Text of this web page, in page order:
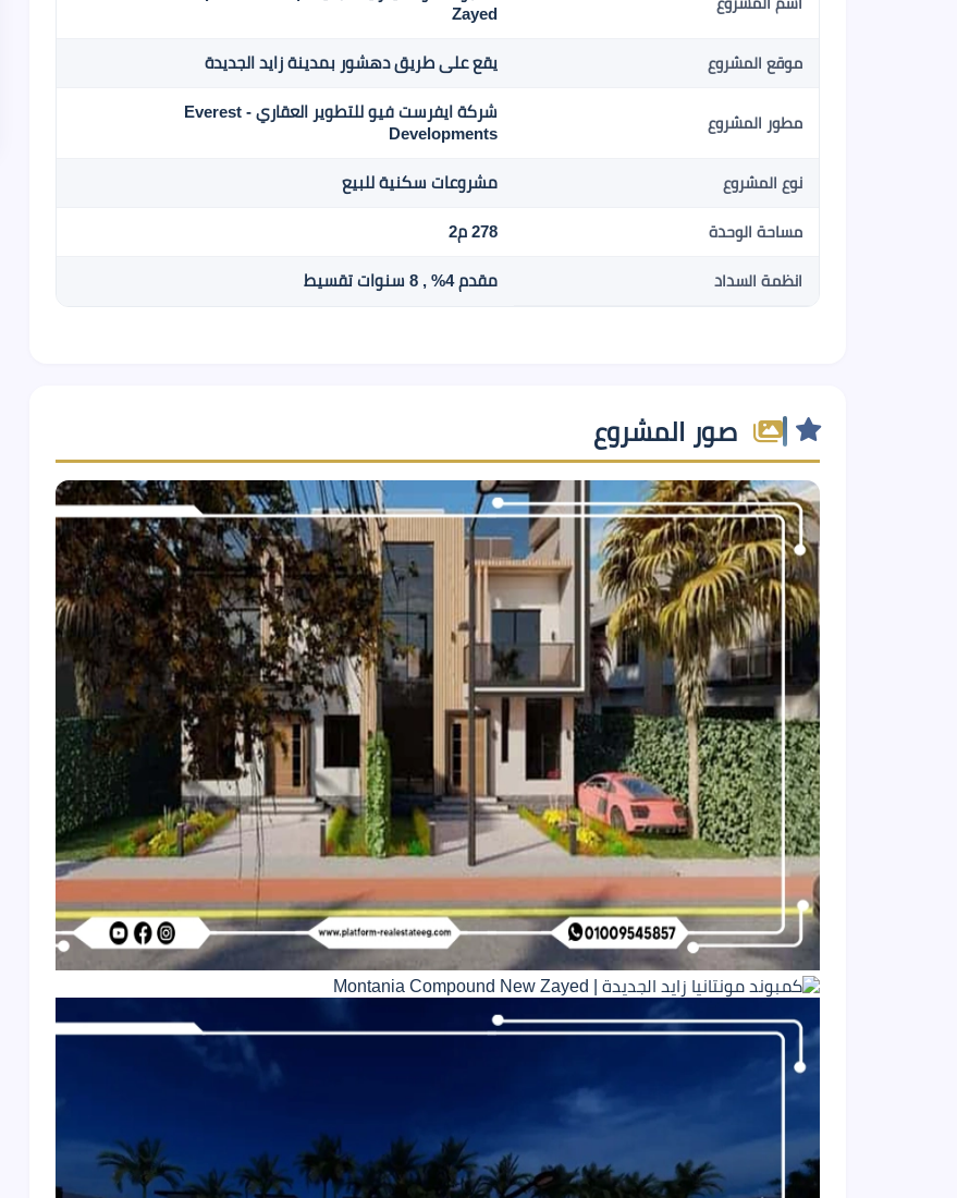
Zayed
موقع المشروع يقع على طريق دهشور بمدينة زايد الجديدة
مطور المشروع
شركة ايفرست فيو للتطوير العقاري - Everest
Developments
نوع المشروع مشروعات سكنية للبيع
مساحة الوحدة 278 م2
انظمة السداد مقدم 4% , 8 سنوات تقسيط
صور المشروع